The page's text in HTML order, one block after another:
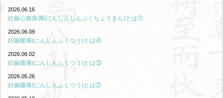
2026.06.16
妊娠心腹脹満(にんしんしんぷくちょうまん)とは①
2026.06.09
妊娠腹痛(にんしんふくつう)とは④
2026.06.02
妊娠腹痛(にんしんふくつう)とは③
2026.05.26
妊娠腹痛(にんしんふくつう)とは②